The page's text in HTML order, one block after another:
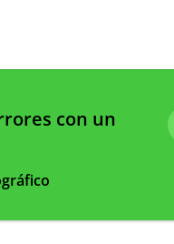
con un